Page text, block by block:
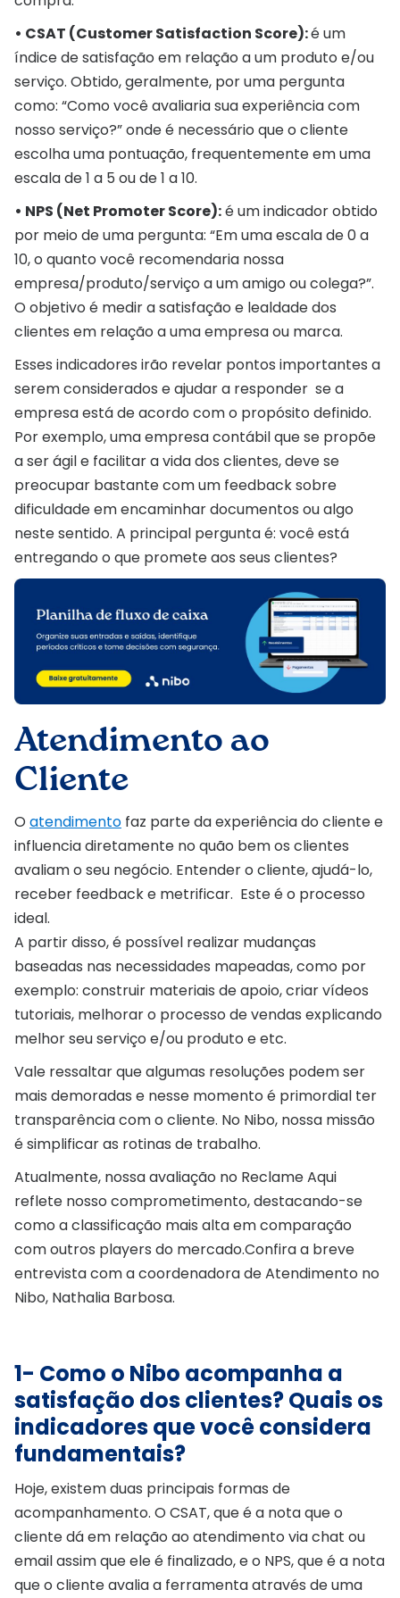
• CSAT (Customer Satisfaction Score):é um
índice de satisfação em relação a um produto e/ou
serviço. Obtido, geralmente, por uma pergunta
como: “Como você avaliaria sua experiência com
nosso serviço?” onde é necessário que o cliente
escolha uma pontuação, frequentemente em uma
escala de 1 a 5 ou de 1 a 10.
• NPS (Net Promoter Score):é um indicador obtido
por meio de uma pergunta: “Em uma escala de 0 a
10, o quanto você recomendaria nossa
empresa/produto/serviço a um amigo ou colega?”.
O objetivo é medir a satisfação e lealdade dos
clientes em relação a uma empresa ou marca.
Esses indicadores irão revelar pontos importantes a
serem considerados e ajudar a responder se a
empresa está de acordo com o propósito definido.
Por exemplo, uma empresa contábil que se propõe
a ser ágil e facilitar a vida dos clientes, deve se
preocupar bastante com um feedback sobre
dificuldade em encaminhar documentos ou algo
neste sentido. A principal pergunta é: você está
entregando o que promete aos seus clientes?
Atendimento ao
Cliente
O atendimento faz parte da experiência do cliente e
influencia diretamente no quão bem os clientes
avaliam o seu negócio. Entender o cliente, ajudá-lo,
receber feedback e metrificar. Este é o processo
ideal.
A partir disso, é possível realizar mudanças
baseadas nas necessidades mapeadas, como por
exemplo: construir materiais de apoio, criar vídeos
tutoriais, melhorar o processo de vendas explicando
melhor seu serviço e/ou produto e etc.
Vale ressaltar que algumas resoluções podem ser
mais demoradas e nesse momento é primordial ter
transparência com o cliente. No Nibo, nossa missão
é simplificar as rotinas de trabalho.
Atualmente, nossa avaliação no Reclame Aqui
reflete nosso comprometimento, destacando-se
como a classificação mais alta em comparação
com outros players do mercado.Confira a breve
entrevista com a coordenadora de Atendimento no
Nibo, Nathalia Barbosa.
1- Como o Nibo acompanha a
satisfação dos clientes? Quais os
indicadores que você considera
fundamentais?
Hoje, existem duas principais formas de
acompanhamento. O CSAT, que é a nota que o
cliente dá em relação ao atendimento via chat ou
email assim que ele é finalizado, e o NPS, que é a nota
que o cliente avalia a ferramenta através de uma